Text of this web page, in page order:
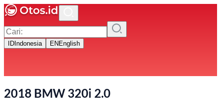
ID Indonesia EN English
2018 BMW 320i 2.0